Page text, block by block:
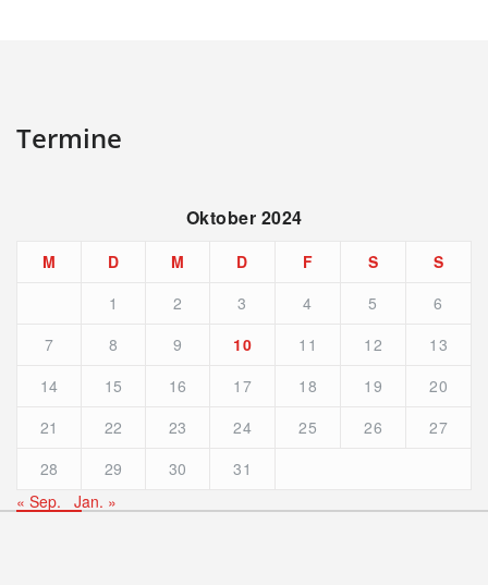
Termine
Oktober 2024
M D M D F S
S
1
2 3 4 5
6
7
8 9 10 11 12
13
14
15 16 17 18 19
20
21
22 23 24 25 26
27
28
29 30
31
« Sep.
Jan. »